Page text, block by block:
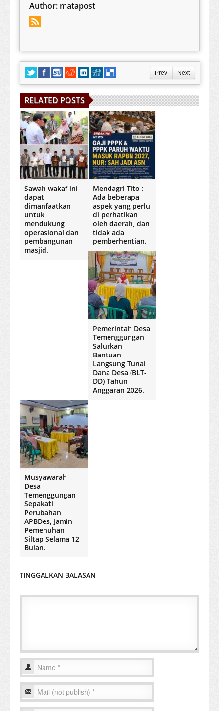
Author: matapost
Prev Next
RELATED POSTS
Sawah wakaf ini
dapat
dimanfaatkan
untuk
mendukung
operasional dan
pembangunan
masjid.
Mendagri Tito :
Ada beberapa
aspek yang perlu
di perhatikan
oleh daerah, dan
tidak ada
pemberhentian.
Pemerintah Desa
Temenggungan
Salurkan
Bantuan
Langsung Tunai
Dana Desa (BLT-
DD) Tahun
Anggaran 2026.
Musyawarah
Desa
Temenggungan
Sepakati
Perubahan
APBDes, Jamin
Pemenuhan
Siltap Selama 12
Bulan.
TINGGALKAN BALASAN